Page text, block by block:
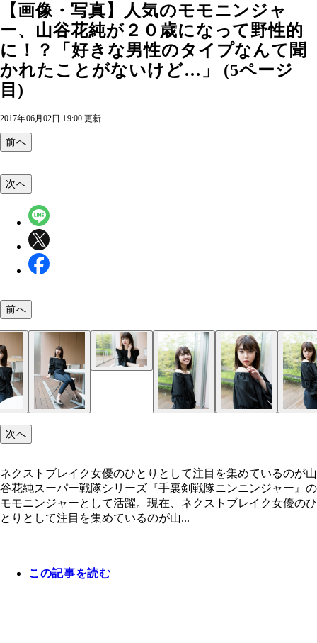
【画像・写真】人気のモモニンジャ
ー、山谷花純が２０歳になって野性的
に！？「好きな男性のタイプなんて聞
かれたことがないけど…」 (5ページ
目)
2017年06月02日 19:00 更新
前へ
次へ
前へ
次へ
ネクストブレイク女優のひとりとして注目を集めているのが山
谷花純スーパー戦隊シリーズ『手裏剣戦隊ニンニンジャー』の
モモニンジャーとして活躍。現在、ネクストブレイク女優のひ
とりとして注目を集めているのが山...
この記事を読む